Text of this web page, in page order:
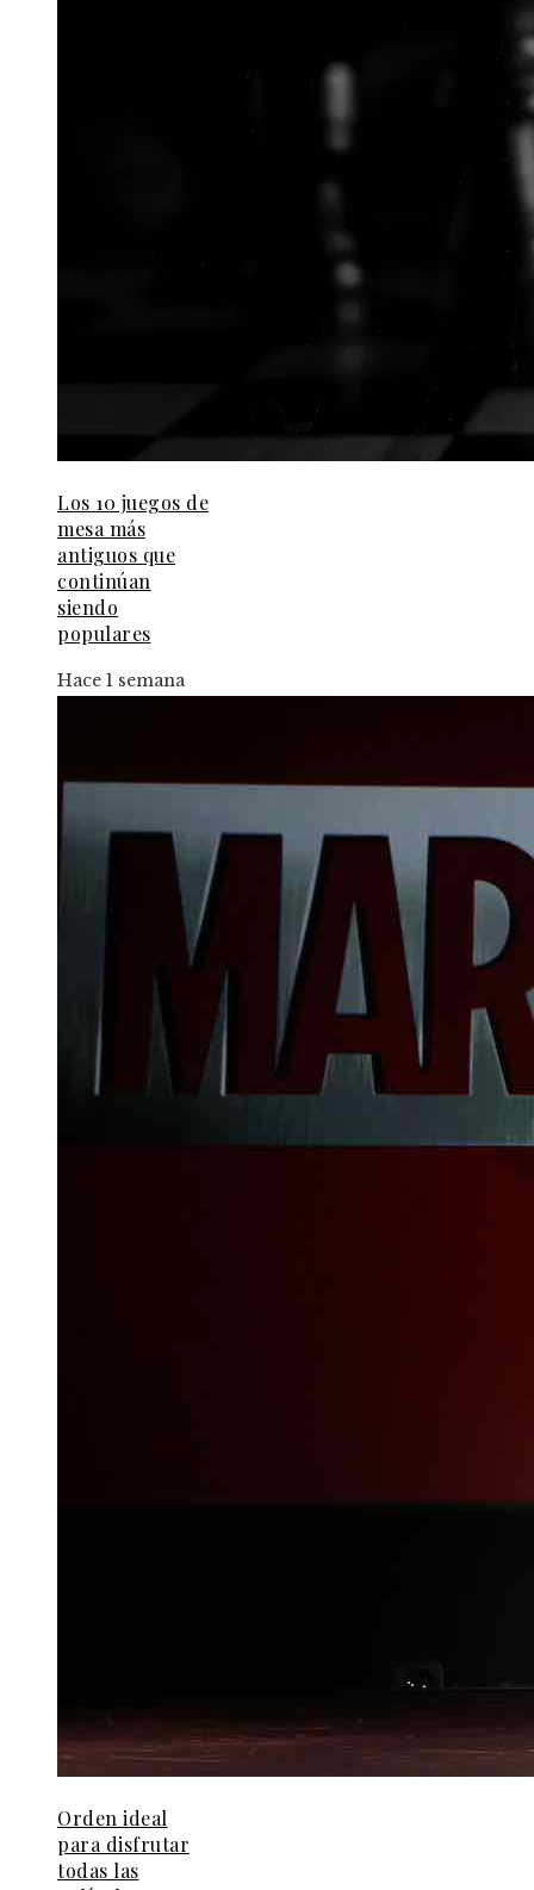
Los 10 juegos de
mesa más
antiguos que
continúan
siendo
populares
Hace 1 semana
Orden ideal
para disfrutar
todas las